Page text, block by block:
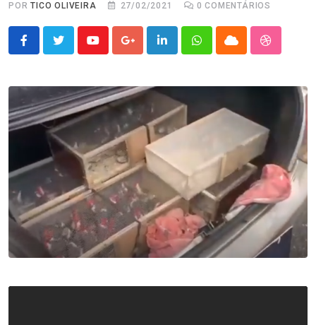
PORTICO OLIVEIRA 27/02/2021 0 COMENTÁRIOS
YoutubeGoogle+LinkedInWhatsappCloud